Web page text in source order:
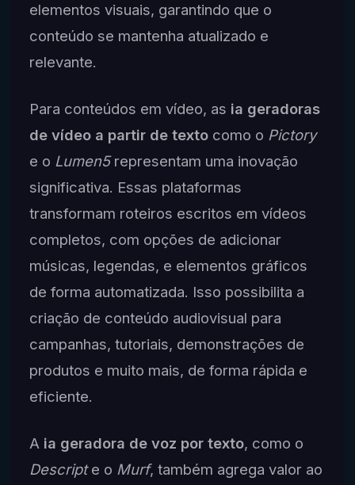
elementos visuais, garantindo que o
conteúdo se mantenha atualizado e
relevante.
Para conteúdos em vídeo, as ia geradoras
de vídeo a partir de textocomo o Pictory
e o Lumen5representam uma inovação
significativa. Essas plataformas
transformam roteiros escritos em vídeos
completos, com opções de adicionar
músicas, legendas, e elementos gráficos
de forma automatizada. Isso possibilita a
criação de conteúdo audiovisual para
campanhas, tutoriais, demonstrações de
produtos e muito mais, de forma rápida e
eficiente.
A ia geradora de voz por texto, como o
Descripte o Murf, também agrega valor ao